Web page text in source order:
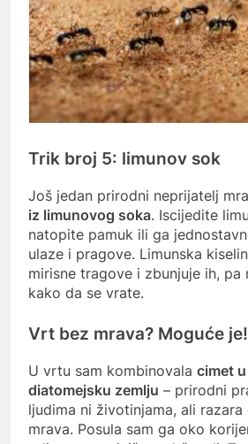
Trik broj 5: limunov sok
Još jedan prirodni neprijatelj
iz limunovog soka. Iscijedite
natopite pamuk ili ga
ulaze i pragove. Limunska
mirisne tragove i zbunjuje ih, pa
kako da se vrate.
Vrt bez mrava? Moguće je!
U vrtu sam kombinovala cimet
diatomejsku zemlju – prirodni
ljudima ni životinjama, ali razara
mrava. Posula sam ga oko